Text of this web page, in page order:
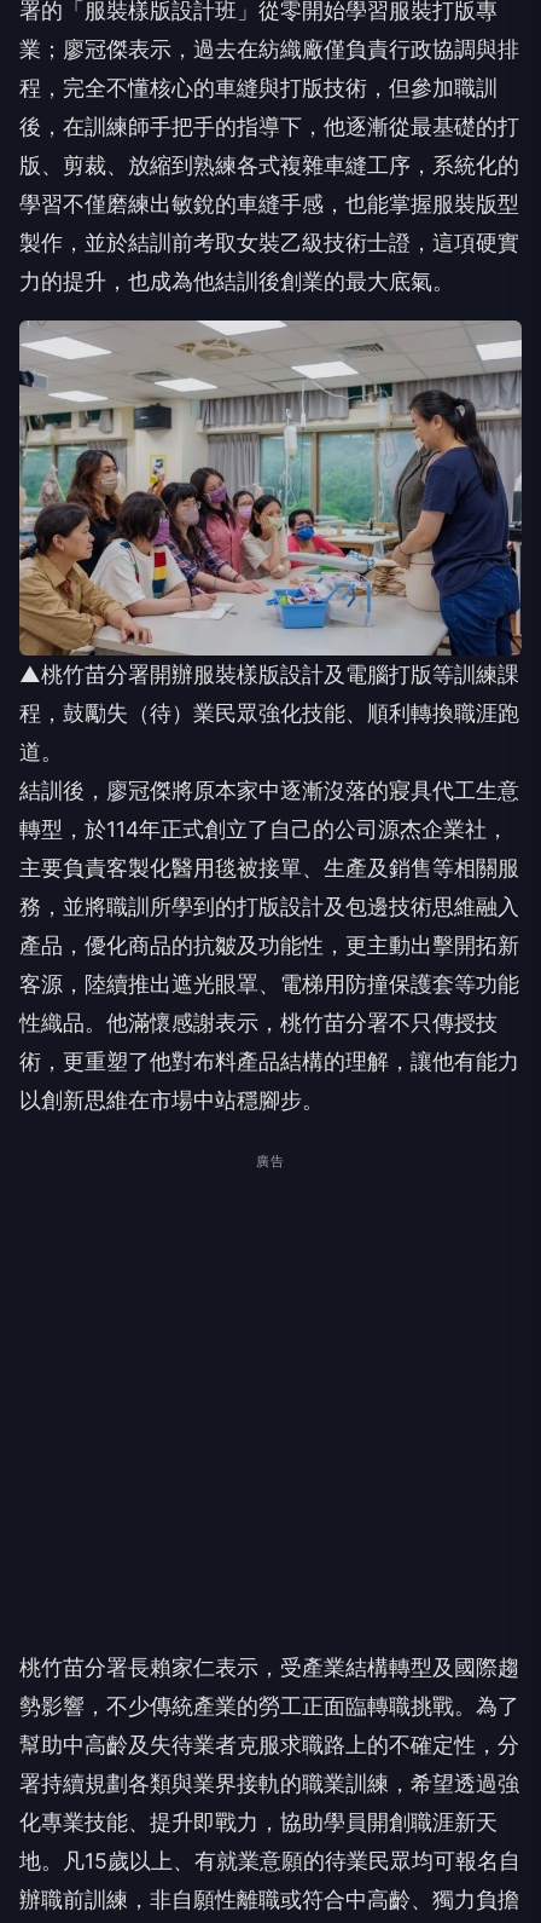
署的「服裝樣版設計班」從零開始學習服裝打版專
業；廖冠傑表示，過去在紡織廠僅負責行政協調與排
程，完全不懂核心的車縫與打版技術，但參加職訓
後，在訓練師手把手的指導下，他逐漸從最基礎的打
版、剪裁、放縮到熟練各式複雜車縫工序，系統化的
學習不僅磨練出敏銳的車縫手感，也能掌握服裝版型
製作，並於結訓前考取女裝乙級技術士證，這項硬實
力的提升，也成為他結訓後創業的最大底氣。
▲桃竹苗分署開辦服裝樣版設計及電腦打版等訓練課
程，鼓勵失（待）業民眾強化技能、順利轉換職涯跑
道。
結訓後，廖冠傑將原本家中逐漸沒落的寢具代工生意
轉型，於114年正式創立了自己的公司源杰企業社，
主要負責客製化醫用毯被接單、生產及銷售等相關服
務，並將職訓所學到的打版設計及包邊技術思維融入
產品，優化商品的抗皺及功能性，更主動出擊開拓新
客源，陸續推出遮光眼罩、電梯用防撞保護套等功能
性織品。他滿懷感謝表示，桃竹苗分署不只傳授技
術，更重塑了他對布料產品結構的理解，讓他有能力
以創新思維在市場中站穩腳步。
廣告
桃竹苗分署長賴家仁表示，受產業結構轉型及國際趨
勢影響，不少傳統產業的勞工正面臨轉職挑戰。為了
幫助中高齡及失待業者克服求職路上的不確定性，分
署持續規劃各類與業界接軌的職業訓練，希望透過強
化專業技能、提升即戰力，協助學員開創職涯新天
地。凡15歲以上、有就業意願的待業民眾均可報名自
辦職前訓練，非自願性離職或符合中高齡、獨力負擔